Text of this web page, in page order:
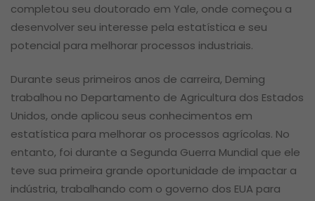
completou seu doutorado em Yale, onde começou a
desenvolver seu interesse pela estatística e seu
potencial para melhorar processos industriais.
Durante seus primeiros anos de carreira, Deming
trabalhou no Departamento de Agricultura dos Estados
Unidos, onde aplicou seus conhecimentos em
estatística para melhorar os processos agrícolas. No
entanto, foi durante a Segunda Guerra Mundial que ele
teve sua primeira grande oportunidade de impactar a
indústria, trabalhando com o governo dos EUA para